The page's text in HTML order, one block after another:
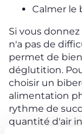
Calmer le
Si vous
n'a pas de
permet de
déglutition.
choisir un
alimentation
rythme de
quantité d'air